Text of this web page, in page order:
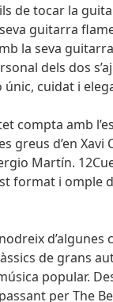
de tocar la
guitarra
la seva
dels dos
cuidat i
compta amb
greus d’en Xavi
Martín.
format i omple
d’algunes
de grans
popular.
per The